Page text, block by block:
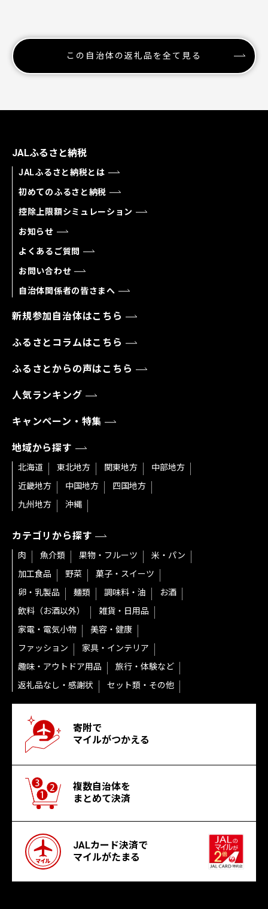
この自治体の返礼品を全て見る
JALふるさと納税
JALふるさと納税とは
初めてのふるさと納税
控除上限額シミュレーション
お知らせ
よくあるご質問
お問い合わせ
自治体関係者の皆さまへ
新規参加自治体はこちら
ふるさとコラムはこちら
ふるさとからの声はこちら
人気ランキング
キャンペーン・特集
地域から探す
北海道 東北地方 関東地方
中部地方
近畿地方
中国地方
四国地方
九州地方
沖縄
カテゴリから探す
肉 魚介類 果物・フルーツ
米・パン
加工食品
野菜
菓子・スイーツ
卵・乳製品
麺類 調味料・油
お酒
飲料（お酒以外）
雑貨・日用品
家電・電気小物
美容・健康
ファッション
家具・インテリア
趣味・アウトドア用品
旅行・体験など
返礼品なし・感謝状
セット類・その他
寄附で
マイルがつかえる
複数自治体を
まとめて決済
JALカード決済で
マイルがたまる